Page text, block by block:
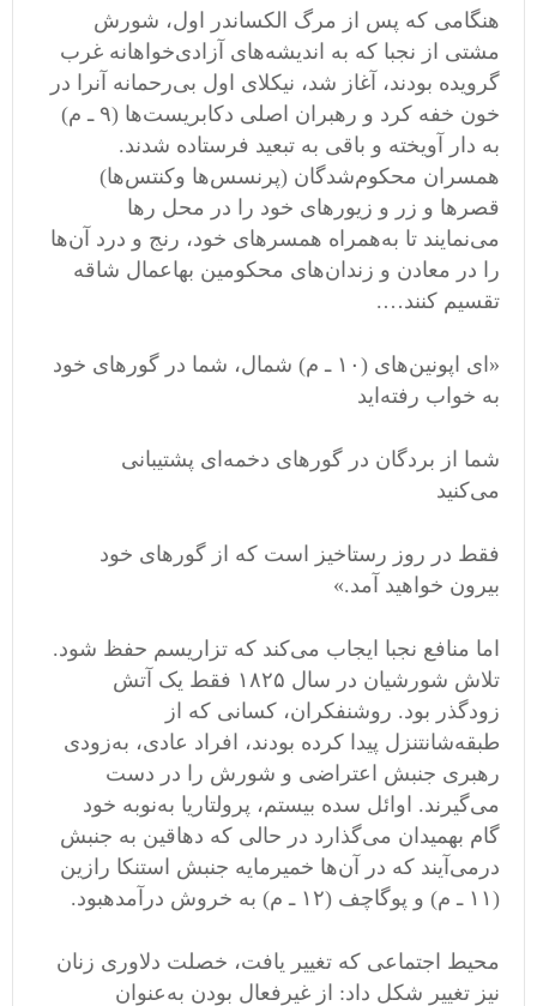
هنگامی که پس از مرگ الکساندر اول، شورش
مشتی از نجبا که به اندیشههای آزادیخواهانه غرب
گرویده بودند، آغاز شد، نیکلای اول بیرحمانه آنرا در
خون خفه کرد و رهبران اصلی دکابریستها (۹ ـ م
)
به دار آویخته و باقی به تبعید فرستاده شدند.
همسران محکومشدگان (پرنسسها وکنتسها)
قصرها و زر و زیور های خود را در محل رها
مینمایند تا بههمراه همسر های خود، رنج و درد آنها
را در معادن و زندانهای محکومین بهاعمال شاقه
تقسیم کنند….
« ای اپونینهای ( ۱۰ ـ م ) شمال، شما در گورهای خود
به خواب رفته اید
شما از بردگان در گورهای دخمه ای پشتیبانی
میکنید
فقط در روز رستاخیز است که از گور های خود
بیرون خواهید آمد.»
اما منافع نجبا ایجاب میکند که تزاریسم حفظ شود.
تلاش شورشیان در سال ۱۸۲۵ فقط یک آتش
زودگذر بود. روشنفکران، کسانی که از
طبقهشانتنزل پیدا کرده بودند، افراد عادی، بهزودی
رهبری جنبش اعتراضی و شورش را در دست
میگیرند. اوائل سده بیستم، پرولتاریا بهنوبه خود
گام بهمیدان میگذارد در حالی که دهاقین به جنبش
درمی آیند که در آنها خمیرمایه جنبش استنکا رازین
( ۱۱ ـ م ) و پوگاچف (۱۲ ـ م ) به خروش درآمدهبود.
محیط اجتماعی که تغییر یافت، خصلت دلاوری زنان
نیز تغییر شکل داد: از غیرفعال بودن بهعنوان